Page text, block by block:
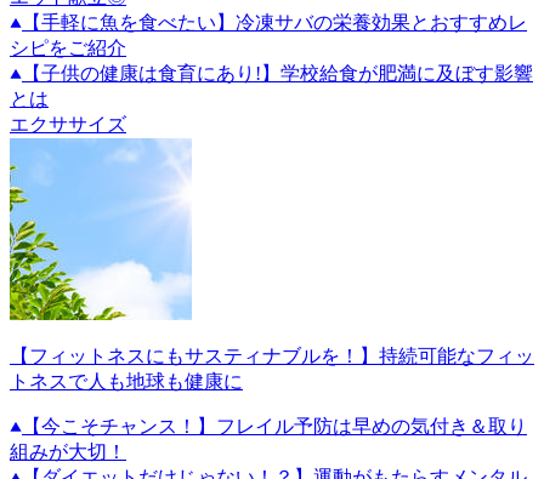
【手軽に魚を食べたい】冷凍サバの栄養効果とおすすめレ
シピをご紹介
【子供の健康は食育にあり!】学校給食が肥満に及ぼす影響
とは
エクササイズ
【フィットネスにもサスティナブルを！】持続可能なフィッ
トネスで人も地球も健康に
【今こそチャンス！】フレイル予防は早めの気付き＆取り
組みが大切！